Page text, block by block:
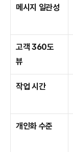
메시지 일관성
고객 360도
뷰
작업 시간
개인화 수준